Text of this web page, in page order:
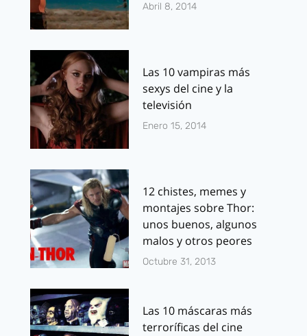
Abril 8, 2014
Las 10 vampiras más
sexys del cine y la
televisión
Enero 15, 2014
12 chistes, memes y
montajes sobre Thor:
unos buenos, algunos
malos y otros peores
Octubre 31, 2013
Las 10 máscaras más
terroríficas del cine